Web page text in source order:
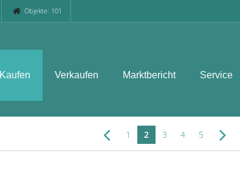
Objekte: 101
Kaufen Verkaufen Marktbericht Service
1 2 3 4 5